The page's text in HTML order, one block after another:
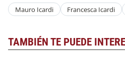
Mauro Icardi Francesca Icardi
TAMBIÉN TE PUEDE